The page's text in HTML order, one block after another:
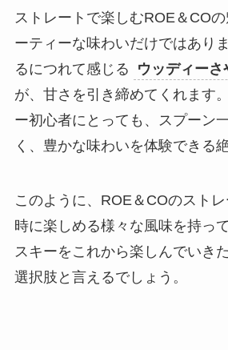
ストレートで楽しむROE＆CO
ーティーな味わいだけではあり
るにつれて感じる
ウッディーさ
が、甘さを引き締めてくれます
ー初心者にとっても、スプーン
く、豊かな味わいを体験できる
このように、ROE＆COのスト
時に楽しめる様々な風味を持っ
スキーをこれから楽しんでいき
選択肢と言えるでしょう。